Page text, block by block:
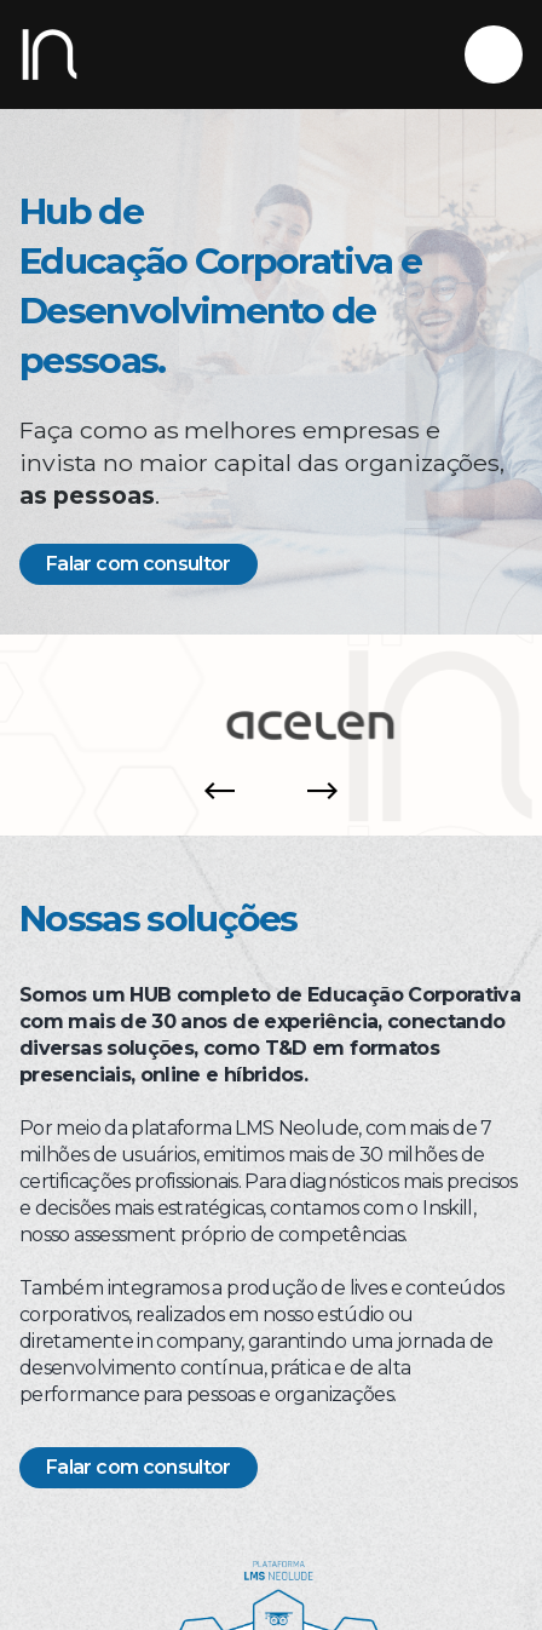
Hub de
Educação Corporativa e
Desenvolvimento de
pessoas.
Faça como as melhores empresas e
invista no maior capital das organizações,
as pessoas.
Falar com consultor
Next
Nossas soluções
Somos um HUB completo de Educação Corporativa
com mais de 30 anos de experiência, conectando
diversas soluções, como T&D em formatos
presenciais, online e híbridos.
Por meio da plataforma LMS Neolude, com mais de 7
milhões de usuários, emitimos mais de 30 milhões de
certificações profissionais. Para diagnósticos mais precisos
e decisões mais estratégicas, contamos com o Inskill,
nosso assessment próprio de competências.
Também integramos a produção de lives e conteúdos
corporativos, realizados em nosso estúdio ou
diretamente in company, garantindo uma jornada de
desenvolvimento contínua, prática e de alta
performance para pessoas e organizações.
Falar com consultor